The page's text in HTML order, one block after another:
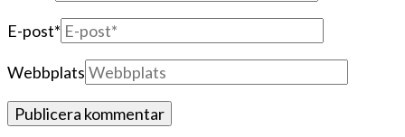
E-post*
Webbplats